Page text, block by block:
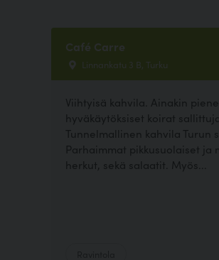
Café Carre
Linnankatu 3 B, Turku
Viihtyisä kahvila. Ainakin
hyväkäytöksiset koirat
Tunnelmallinen kahvila Turun
Parhaimmat pikkusuolaiset ja
herkut, sekä salaatit. Myös...